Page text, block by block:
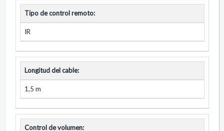
Tipo de control remoto:
IR
Longitud del cable:
1,5 m
Control de volumen: